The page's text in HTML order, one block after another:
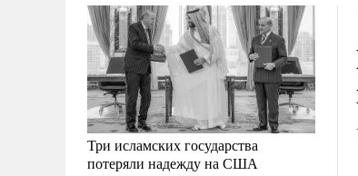
Три исламских государства
потеряли надежду на США